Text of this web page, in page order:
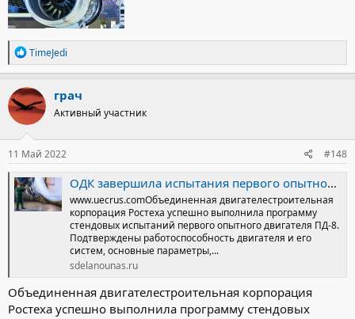
Р
е
а
к
ц
и
и
:
TimeJedi
грач
Активный участник
11 Май 2022 #148
ОДК завершила испытания первого опытного двигателя ПД-8
www.uecrus.comОбъединенная двигателестроительная
корпорация Ростеха успешно выполнила программу
стендовых испытаний первого опытного двигателя ПД-8.
Подтверждены работоспособность двигателя и его
систем, основные параметры,...
sdelanounas.ru
Объединенная двигателестроительная корпорация
Ростеха успешно выполнила программу стендовых